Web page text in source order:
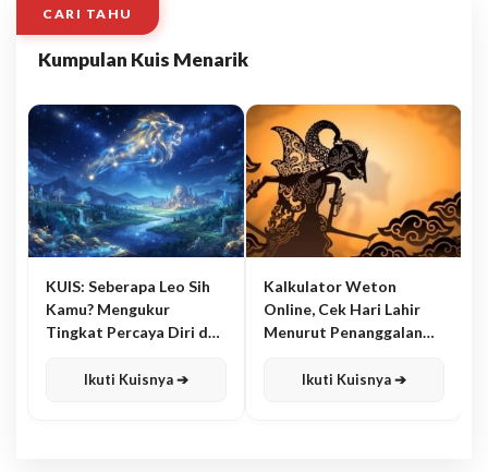
CARI TAHU
Kumpulan Kuis Menarik
KUIS: Seberapa Leo Sih
Kamu? Mengukur
Tingkat Percaya Diri dan
Ikuti Kuisnya ➔
Kalkulator Weton
Online, Cek Hari Lahir
Menurut Penanggalan
Ikuti Kuisnya ➔